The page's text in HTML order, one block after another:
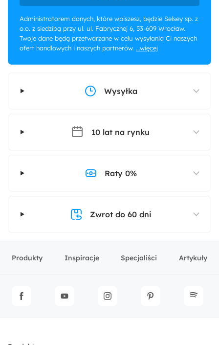
Administratorem danych, które wpiszesz, będzie Selsey sp. z
o.o. z siedzibą przy ul. ul. Fabrycznej 6, 53-609 Wrocław.
Twoje dane będą przetwarzane w celu wysyłania Ci naszych
ofert handlowych i naszych partnerów. ...więcej
Wysyłka
10 lat na rynku
Raty 0%
Zwrot do 60 dni
Produkty Inspiracje Specjaliści Artykuły